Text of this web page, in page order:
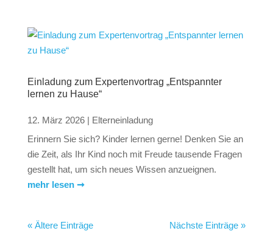
Einladung zum Expertenvortrag „Entspannter
lernen zu Hause“
12. März 2026| Elterneinladung
Erinnern Sie sich? Kinder lernen gerne! Denken Sie an
die Zeit, als Ihr Kind noch mit Freude tausende Fragen
gestellt hat, um sich neues Wissen anzueignen.
mehr lesen ➞
« Ältere Einträge Nächste Einträge »